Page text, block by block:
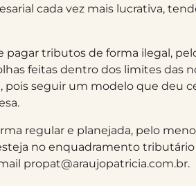
cada vez mais lucrativa,
tributos de forma ilegal,
feitas dentro dos limites das
pois seguir um modelo que deu
regular e planejada, pelo
no enquadramento
propat@araujopatricia.com.br.